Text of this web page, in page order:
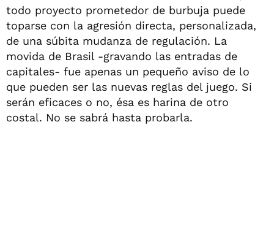
todo proyecto prometedor de burbuja puede
toparse con la agresión directa, personalizada,
de una súbita mudanza de regulación. La
movida de Brasil -gravando las entradas de
capitales- fue apenas un pequeño aviso de lo
que pueden ser las nuevas reglas del juego. Si
serán eficaces o no, ésa es harina de otro
costal. No se sabrá hasta probarla.